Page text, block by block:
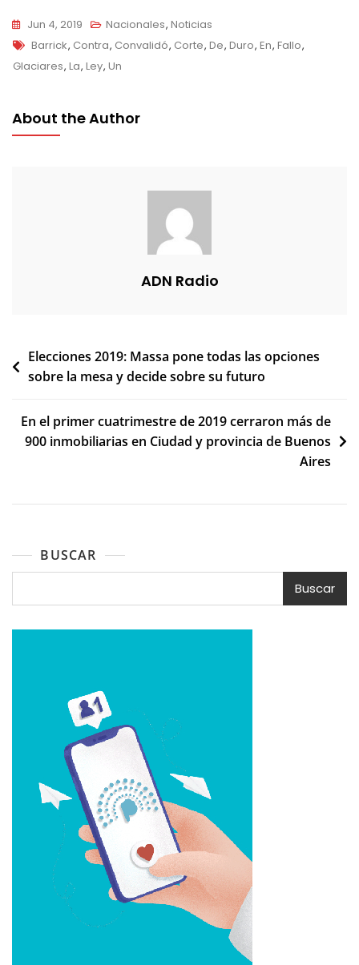
Jun 4, 2019 Nacionales, Noticias
Tags
Barrick, Contra, Convalidó, Corte, De, Duro, En, Fallo,
Glaciares, La, Ley, Un
About the Author
ADN Radio
Navegación
de
Elecciones 2019: Massa pone todas las opciones
sobre la mesa y decide sobre su futuro
En el primer cuatrimestre de 2019 cerraron más de
900 inmobiliarias en Ciudad y provincia de Buenos
Aires
BUSCAR
Buscar